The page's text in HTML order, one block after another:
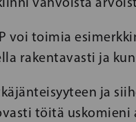
voi toimia
rakentavasti ja
ja
töitä uskomieni